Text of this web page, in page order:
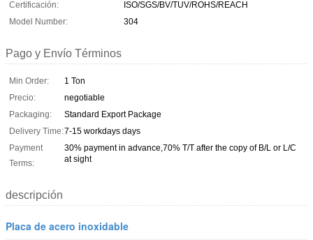
Certificación:
ISO/SGS/BV/TUV/ROHS/REACH
Model Number:
304
Pago y Envío Términos
Min Order:
1 Ton
Precio:
negotiable
Packaging:
Standard Export Package
Delivery Time:7-15 workdays days
Payment
Terms:
30% payment in advance,70% T/T after the copy of B/L or L/C
at sight
descripción
Placa de acero inoxidable